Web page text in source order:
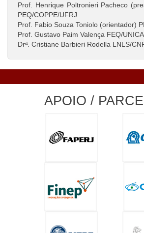
Prof. Henrique Poltronieri Pacheco
PEQ/COPPE/UFRJ
Prof. Fabio Souza Toniolo (orientador)
Prof. Gustavo Paim Valença FEQ/
Drª. Cristiane Barbieri Rodella LNLS/
APOIO /